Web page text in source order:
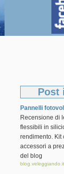
Post
Pannelli
Recensione di
flessibili in
rendimento. Kit
accessori a
del blog
blog.veleggiando.it